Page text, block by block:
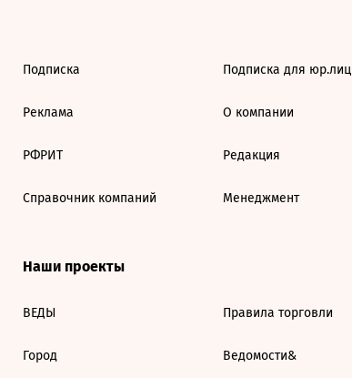
Подписка
Реклама
РФРИТ
Справочник компаний
Подписка для юр.лиц
О компании
Редакция
Менеджмент
Наши проекты
ВЕДЫ
Город
Правила торговли
Ведомости&